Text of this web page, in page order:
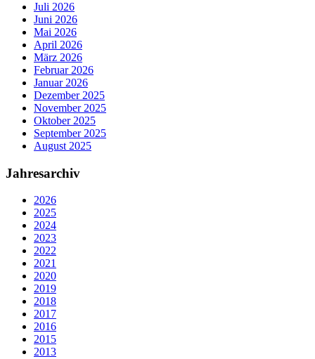
Juli 2026
Juni 2026
Mai 2026
April 2026
März 2026
Februar 2026
Januar 2026
Dezember 2025
November 2025
Oktober 2025
September 2025
August 2025
Jahresarchiv
2026
2025
2024
2023
2022
2021
2020
2019
2018
2017
2016
2015
2013